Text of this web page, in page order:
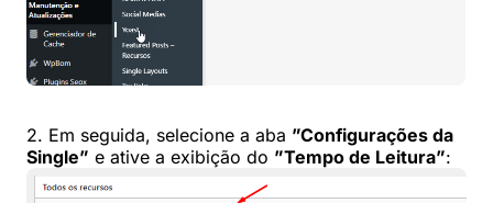
2. Em seguida, selecione a aba ”Configurações da
Single” e ative a exibição do ”Tempo de Leitura”: